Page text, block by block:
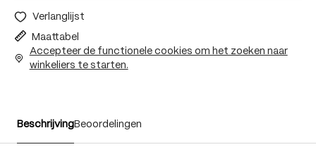
Verlanglijst
Maattabel
Accepteer de functionele cookies om het zoeken naar
winkeliers te starten.
BeschrijvingBeoordelingen